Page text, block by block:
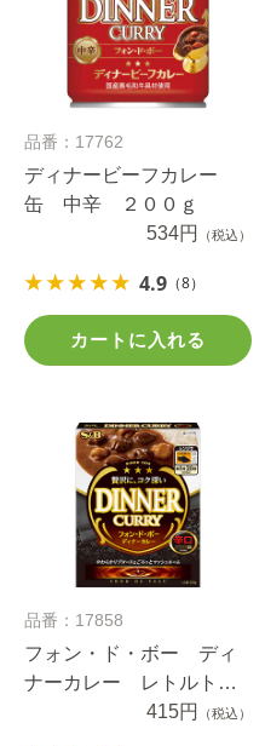
品番：17762
ディナービーフカレー
缶 中辛 ２００ｇ
534円
（税込）
4.9 （8）
カートに入れる
品番：17858
フォン・ド・ボー ディ
ナーカレー レトルト
辛口 ２００ｇ415円 （税込）